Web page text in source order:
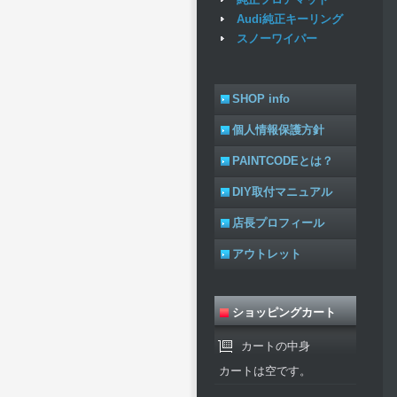
Audi純正キーリング
スノーワイパー
SHOP info
個人情報保護方針
PAINTCODEとは？
DIY取付マニュアル
店長プロフィール
アウトレット
ショッピングカート
カートの中身
カートは空です。